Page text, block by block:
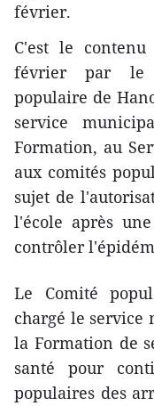
février.
C'est le
février par le
populaire de
service
Formation, au
aux comités
sujet de
l'école après
contrôler
Le Comité
chargé le service
la Formation de
santé pour
populaires des